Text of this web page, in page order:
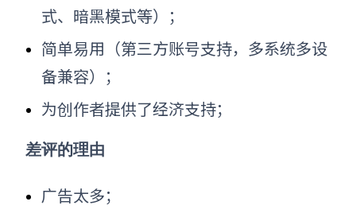
式、暗黑模式等）；
简单易用（第三方账号支持，多系统多设
备兼容）；
为创作者提供了经济支持；
差评的理由
广告太多；